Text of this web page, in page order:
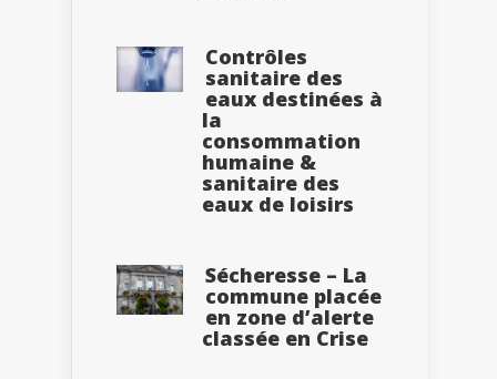
Contrôles
sanitaire des
eaux destinées à
la
consommation
humaine &
sanitaire des
eaux de loisirs
Sécheresse – La
commune placée
en zone d’alerte
classée en Crise